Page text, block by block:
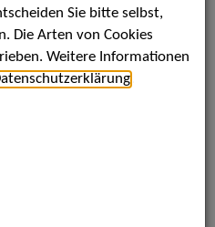
als PDF speichern
Sie bitte selbst,
Die Arten von Cookies
Weitere Informationen